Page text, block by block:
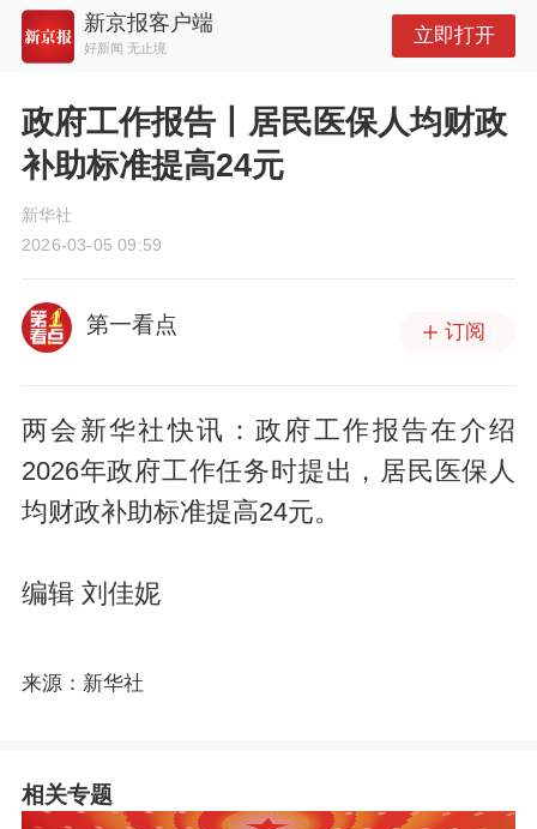
新京报客户端
好新闻 无止境
立即打开
政府工作报告丨居民医保人均财政
补助标准提高24元
新华社
2026-03-05 09:59
第一看点 订阅
两会新华社快讯：政府工作报告在介绍
2026年政府工作任务时提出，居民医保人
均财政补助标准提高24元。
编辑 刘佳妮
来源：新华社
相关专题